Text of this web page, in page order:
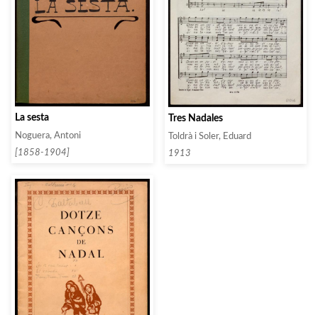
La sesta
Noguera, Antoni
[1858-1904]
Tres Nadales
Toldrà i Soler, Eduard
1913